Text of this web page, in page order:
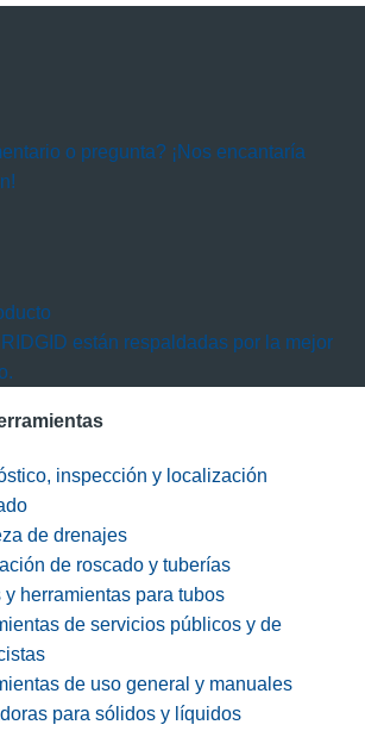
o pregunta? ¡Nos encantaría
RIDGID están respaldadas por la mejor
inspección y localización
de drenajes
de roscado y tuberías
y herramientas para tubos
de servicios públicos y de
de uso general y manuales
para sólidos y líquidos